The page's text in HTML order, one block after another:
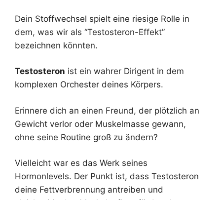
Dein Stoffwechsel spielt eine riesige Rolle in
dem, was wir als “Testosteron-Effekt”
bezeichnen könnten.
Testosteron ist ein wahrer Dirigent in dem
komplexen Orchester deines Körpers.
Erinnere dich an einen Freund, der plötzlich an
Gewicht verlor oder Muskelmasse gewann,
ohne seine Routine groß zu ändern?
Vielleicht war es das Werk seines
Hormonlevels. Der Punkt ist, dass Testosteron
deine Fettverbrennung antreiben und